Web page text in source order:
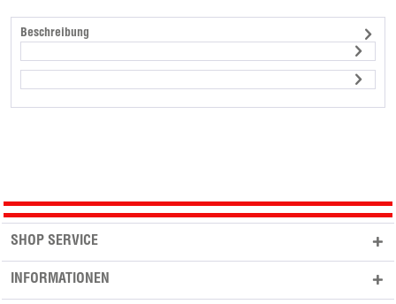
Beschreibung
SHOP SERVICE
INFORMATIONEN